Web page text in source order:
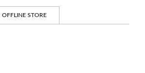
OFFLINE STORE